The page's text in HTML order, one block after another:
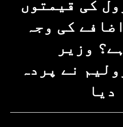
کی قیمتوں
کی وجہ
وزیرِ
نے پردہ
دیا